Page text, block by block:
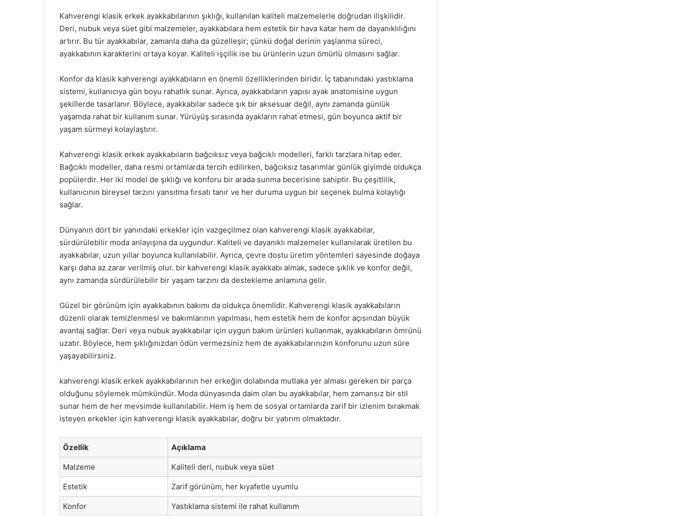
Kahverengi klasik erkek ayakkabılarının şıklığı, kullanılan kaliteli malzemelerle doğrudan ilişkilidir.
Deri, nubuk veya süet gibi malzemeler, ayakkabılara hem estetik bir hava katar hem de dayanıklılığını
artırır. Bu tür ayakkabılar, zamanla daha da güzelleşir; çünkü doğal derinin yaşlanma süreci,
ayakkabının karakterini ortaya koyar. Kaliteli işçilik ise bu ürünlerin uzun ömürlü olmasını sağlar.
Konfor da klasik kahverengi ayakkabıların en önemli özelliklerinden biridir. İç tabanındaki yastıklama
sistemi, kullanıcıya gün boyu rahatlık sunar. Ayrıca, ayakkabıların yapısı ayak anatomisine uygun
şekillerde tasarlanır. Böylece, ayakkabılar sadece şık bir aksesuar değil, aynı zamanda günlük
yaşamda rahat bir kullanım sunar. Yürüyüş sırasında ayakların rahat etmesi, gün boyunca aktif bir
yaşam sürmeyi kolaylaştırır.
Kahverengi klasik erkek ayakkabıların bağcıksız veya bağcıklı modelleri, farklı tarzlara hitap eder.
Bağcıklı modeller, daha resmi ortamlarda tercih edilirken, bağcıksız tasarımlar günlük giyimde oldukça
popülerdir. Her iki model de şıklığı ve konforu bir arada sunma becerisine sahiptir. Bu çeşitlilik,
kullanıcının bireysel tarzını yansıtma fırsatı tanır ve her duruma uygun bir seçenek bulma kolaylığı
sağlar.
Dünyanın dört bir yanındaki erkekler için vazgeçilmez olan kahverengi klasik ayakkabılar,
sürdürülebilir moda anlayışına da uygundur. Kaliteli ve dayanıklı malzemeler kullanılarak üretilen bu
ayakkabılar, uzun yıllar boyunca kullanılabilir. Ayrıca, çevre dostu üretim yöntemleri sayesinde doğaya
karşı daha az zarar verilmiş olur. bir kahverengi klasik ayakkabı almak, sadece şıklık ve konfor değil,
aynı zamanda sürdürülebilir bir yaşam tarzını da destekleme anlamına gelir.
Güzel bir görünüm için ayakkabının bakımı da oldukça önemlidir. Kahverengi klasik ayakkabıların
düzenli olarak temizlenmesi ve bakımlarının yapılması, hem estetik hem de konfor açısından büyük
avantaj sağlar. Deri veya nubuk ayakkabılar için uygun bakım ürünleri kullanmak, ayakkabıların ömrünü
uzatır. Böylece, hem şıklığınızdan ödün vermezsiniz hem de ayakkabılarınızın konforunu uzun süre
yaşayabilirsiniz.
kahverengi klasik erkek ayakkabılarının her erkeğin dolabında mutlaka yer alması gereken bir parça
olduğunu söylemek mümkündür. Moda dünyasında daim olan bu ayakkabılar, hem zamansız bir stil
sunar hem de her mevsimde kullanılabilir. Hem iş hem de sosyal ortamlarda zarif bir izlenim bırakmak
isteyen erkekler için kahverengi klasik ayakkabılar, doğru bir yatırım olmaktadır.
Özellik Açıklama
Malzeme Kaliteli deri, nubuk veya süet
Estetik Zarif görünüm, her kıyafetle uyumlu
Konfor Yastıklama sistemi ile rahat kullanım